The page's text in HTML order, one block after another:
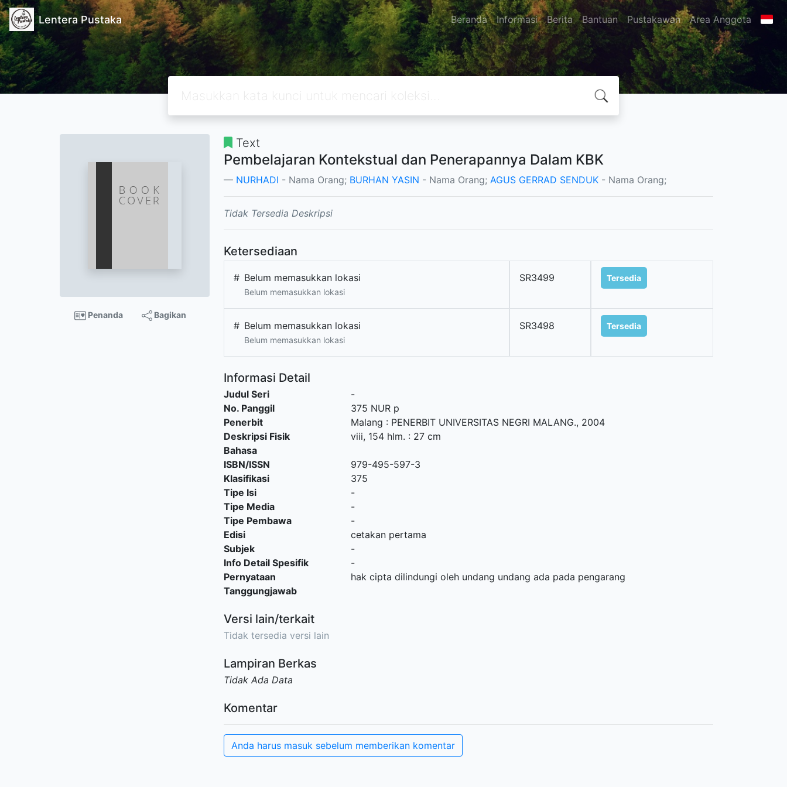
Lentera Pustaka Beranda Informasi Berita Bantuan Pustakawan Area Anggota
Penanda Bagikan
Text
Pembelajaran Kontekstual dan Penerapannya Dalam KBK
NURHADI - Nama Orang; BURHAN YASIN - Nama Orang; AGUS GERRAD SENDUK - Nama Orang;
Tidak Tersedia Deskripsi
Ketersediaan
# Belum memasukkan lokasi
Belum memasukkan lokasi
SR3499 Tersedia
# Belum memasukkan lokasi
Belum memasukkan lokasi
SR3498 Tersedia
Informasi Detail
Judul Seri
-
No. Panggil
375 NUR p
Penerbit
Malang : PENERBIT UNIVERSITAS NEGRI MALANG., 2004
Deskripsi Fisik
viii, 154 hlm. : 27 cm
Bahasa
ISBN/ISSN
979-495-597-3
Klasifikasi
375
Tipe Isi
-
Tipe Media
-
Tipe Pembawa
-
Edisi
cetakan pertama
Subjek
-
Info Detail Spesifik
-
Pernyataan
Tanggungjawab
hak cipta dilindungi oleh undang undang ada pada pengarang
Versi lain/terkait
Tidak tersedia versi lain
Lampiran Berkas
Tidak Ada Data
Komentar
Anda harus masuk sebelum memberikan komentar